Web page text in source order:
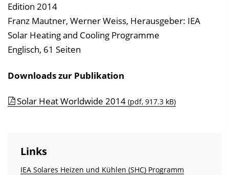
Edition 2014
Franz Mautner, Werner Weiss, Herausgeber: IEA
Solar Heating and Cooling Programme
Englisch, 61 Seiten
Downloads zur Publikation
Solar Heat Worldwide 2014 (pdf, 917.3 kB)
Links
IEA Solares Heizen und Kühlen (SHC) Programm